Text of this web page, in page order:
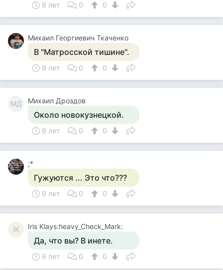
9 лет 0 0
Михаил Георгиевич Ткаченко
В "Матросской тишине".
9 лет 0 0
МД Михаил Дроздов
Около новокузнецкой.
9 лет 0 0
;*
Гужуются ... Это что???
9 лет 0 0
IK Iris Klays:heavy_Check_Mark:
Да, что вы? В инете.
9 лет 0 0